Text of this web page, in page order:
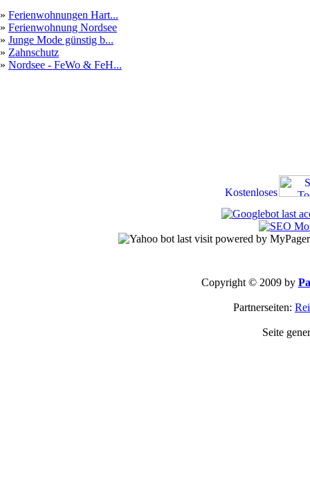
» Ferienwohnungen Hart...
» Ferienwohnung Nordsee
» Junge Mode günstig b...
» Zahnschutz
» Nordsee - FeWo & FeH...
Copyright © 2009 by
Partnerseiten:
Seite